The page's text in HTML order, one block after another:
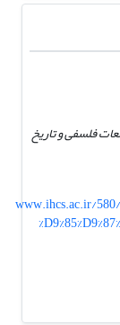
فلسفی و تاریخ
www.ihcs.ac.ir/580/